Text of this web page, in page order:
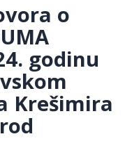
o
godinu
Krešimira